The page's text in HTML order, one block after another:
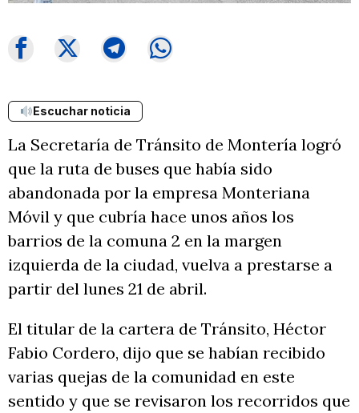
Escuchar noticia
La Secretaría de Tránsito de Montería logró
que la ruta de buses que había sido
abandonada por la empresa Monteriana
Móvil y que cubría hace unos años los
barrios de la comuna 2 en la margen
izquierda de la ciudad, vuelva a prestarse a
partir del lunes 21 de abril.
El titular de la cartera de Tránsito, Héctor
Fabio Cordero, dijo que se habían recibido
varias quejas de la comunidad en este
sentido y que se revisaron los recorridos que